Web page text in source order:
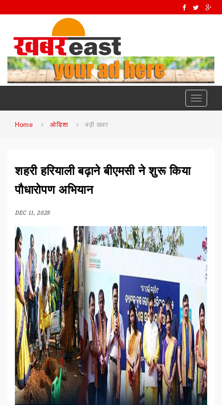
Toggle
Home ओडिशा बड़ी खबर
शहरी हरियाली बढ़ाने बीएमसी ने शुरू किया
पौधारोपण अभियान
DEC 11, 2025